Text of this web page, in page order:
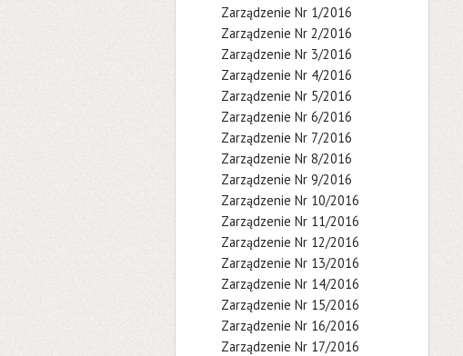
Zarządzenie Nr 1/2016
Zarządzenie Nr 2/2016
Zarządzenie Nr 3/2016
Zarządzenie Nr 4/2016
Zarządzenie Nr 5/2016
Zarządzenie Nr 6/2016
Zarządzenie Nr 7/2016
Zarządzenie Nr 8/2016
Zarządzenie Nr 9/2016
Zarządzenie Nr 10/2016
Zarządzenie Nr 11/2016
Zarządzenie Nr 12/2016
Zarządzenie Nr 13/2016
Zarządzenie Nr 14/2016
Zarządzenie Nr 15/2016
Zarządzenie Nr 16/2016
Zarządzenie Nr 17/2016